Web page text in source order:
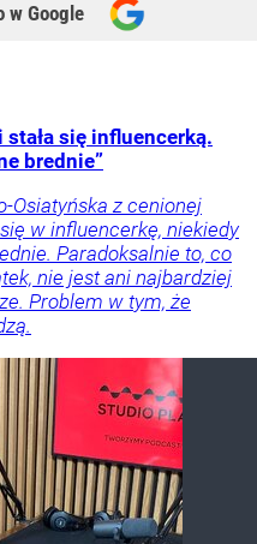
w Google
stała się influencerką.
brednie”
Osiatyńska z cenionej
w influencerkę, niekiedy
Paradoksalnie to, co
nie jest ani najbardziej
Problem w tym, że